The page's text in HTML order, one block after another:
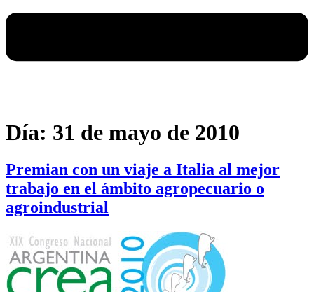
Día: 31 de mayo de 2010
Premian con un viaje a Italia al mejor
trabajo en el ámbito agropecuario o
agroindustrial